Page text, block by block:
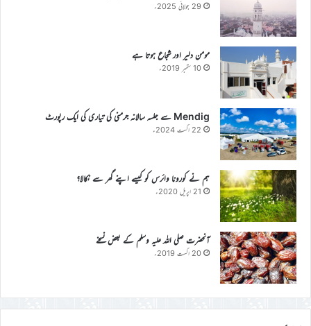
29 جولائی 2025ء
مومن دلیر اور شجاع ہوتا ہے
10 ستمبر 2019ء
Mendig سے جلسہ سالانہ جرمنی کی تیاری کی ایک رپورٹ
22 اگست 2024ء
ہم نے کورونا وائرس کو کیسے اپنے گھر سے نکالا؟
21 اپریل 2020ء
آنحضرت صلی اللہ علیہ وسلم کے بعض نسخے
20 اگست 2019ء